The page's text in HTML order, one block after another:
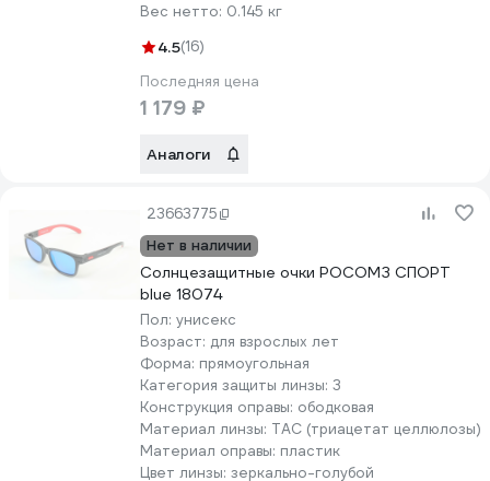
Вес нетто: 0.145 кг
4.5(16)
Последняя цена
1 179 ₽
Аналоги
23663775
Нет в наличии
Солнцезащитные очки РОСОМЗ СПОРТ
blue 18074
Пол: унисекс
Возраст: для взрослых лет
Форма: прямоугольная
Категория защиты линзы: 3
Конструкция оправы: ободковая
Материал линзы: TAC (триацетат целлюлозы)
Материал оправы: пластик
Цвет линзы: зеркально-голубой